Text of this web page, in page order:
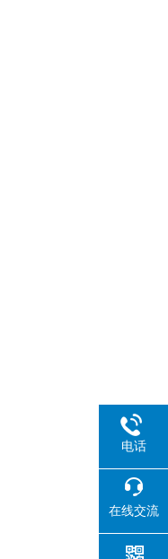
电话
在线交流